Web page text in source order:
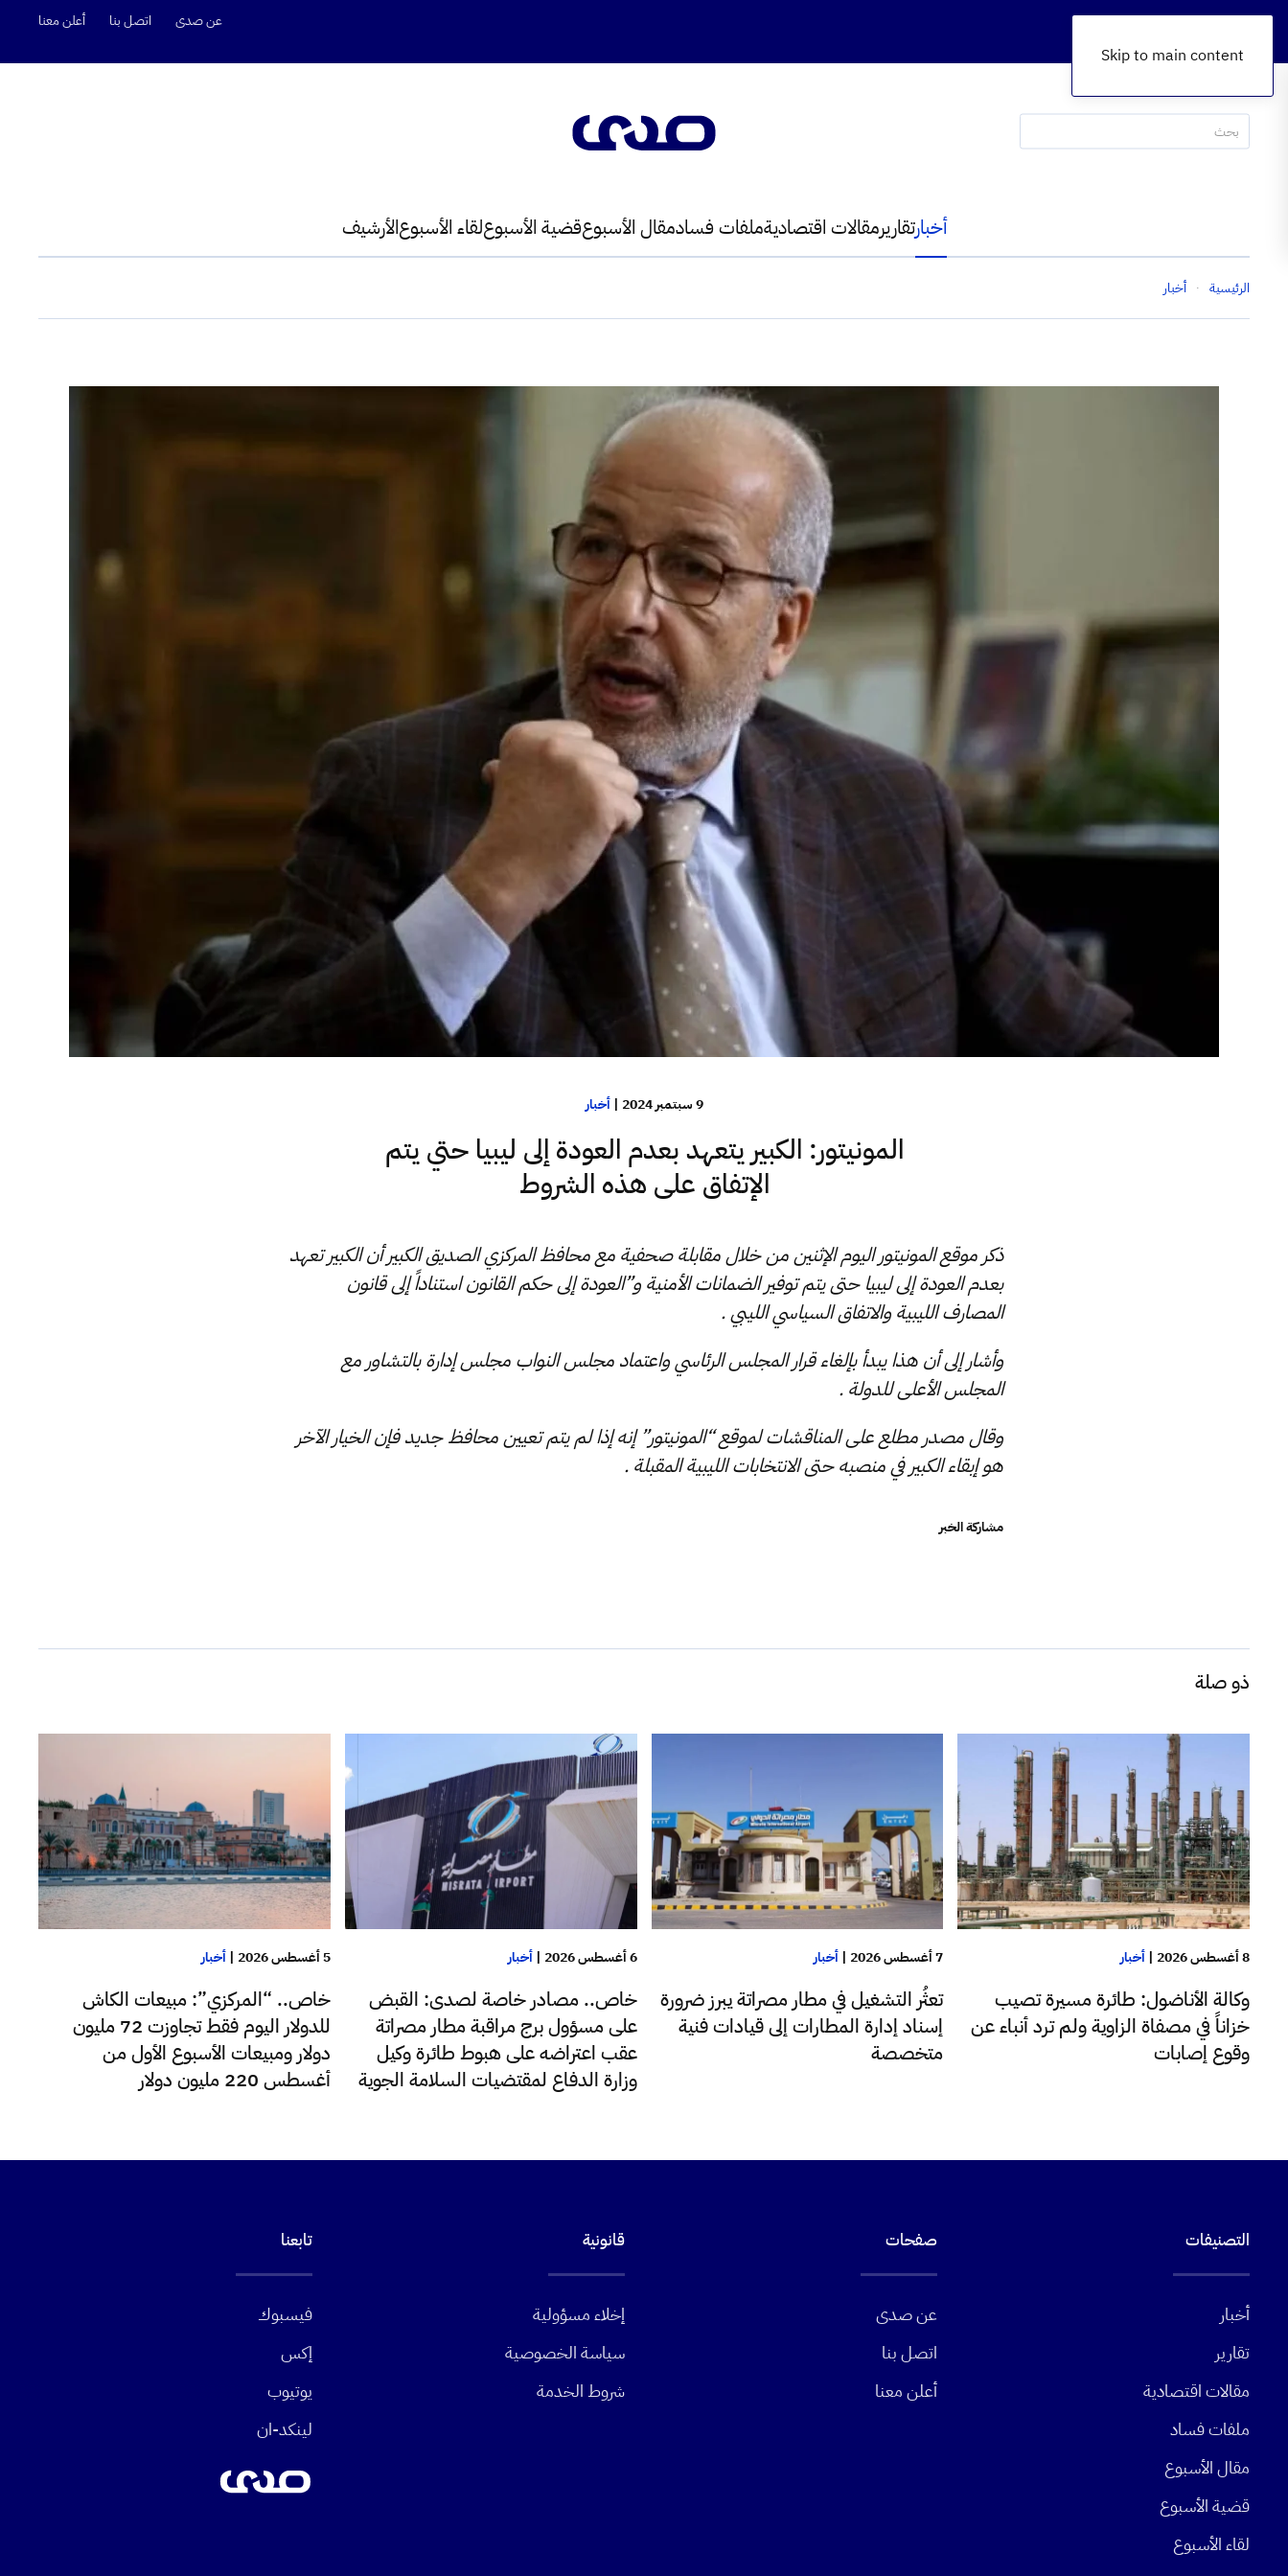
Skip to main content
عن صدى اتصل بنا أعلن معنا
أخبارتقاريرمقالات اقتصاديةملفات فسادمقال الأسبوعقضية الأسبوعلقاء الأسبوعالأرشيف
الرئيسية أخبار
9 سبتمبر 2024 |أخبار
المونيتور: الكبير يتعهد بعدم العودة إلى ليبيا حتي يتم
الإتفاق على هذه الشروط
ذكر موقع المونيتور اليوم الإثنين من خلال مقابلة صحفية مع محافظ المركزي الصديق الكبير أن الكبير تعهد
بعدم العودة إلى ليبيا حتى يتم توفير الضمانات الأمنية و”العودة إلى حكم القانون استناداً إلى قانون
المصارف الليبية والاتفاق السياسي الليبي .
وأشار إلى أن هذا يبدأ بإلغاء قرار المجلس الرئاسي واعتماد مجلس النواب مجلس إدارة بالتشاور مع
المجلس الأعلى للدولة .
وقال مصدر مطلع على المناقشات لموقع “المونيتور” إنه إذا لم يتم تعيين محافظ جديد فإن الخيار الآخر
هو إبقاء الكبير في منصبه حتى الانتخابات الليبية المقبلة .
مشاركة الخبر
ذو صلة
8 أغسطس 2026 | أخبار
وكالة الأناضول: طائرة مسيرة تصيب
خزاناً في مصفاة الزاوية ولم ترد أنباء عن
وقوع إصابات
7 أغسطس 2026 | أخبار
تعثُر التشغيل في مطار مصراتة يبرز ضرورة
إسناد إدارة المطارات إلى قيادات فنية
متخصصة
6 أغسطس 2026 |أخبار
خاص.. مصادر خاصة لصدى: القبض
على مسؤول برج مراقبة مطار مصراتة
عقب اعتراضه على هبوط طائرة وكيل
وزارة الدفاع لمقتضيات السلامة الجوية
5 أغسطس 2026 |أخبار
خاص.. “المركزي”: مبيعات الكاش
للدولار اليوم فقط تجاوزت 72 مليون
دولار ومبيعات الأسبوع الأول من
أغسطس 220 مليون دولار
التصنيفات
أخبار
تقارير
مقالات اقتصادية
ملفات فساد
مقال الأسبوع
قضية الأسبوع
لقاء الأسبوع
صفحات
عن صدى
اتصل بنا
أعلن معنا
قانونية
إخلاء مسؤولية
سياسة الخصوصية
شروط الخدمة
تابعنا
فيسبوك
إكس
يوتيوب
لينكد-ان